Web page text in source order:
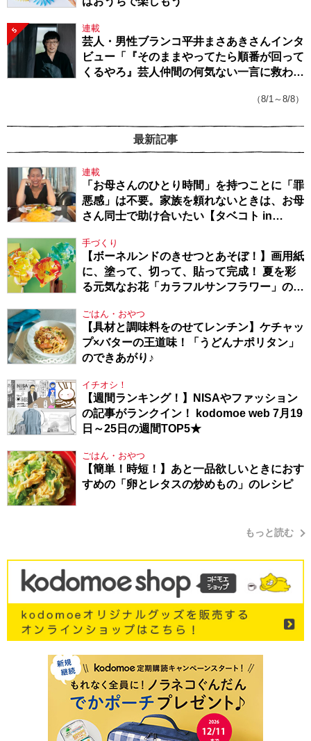
5 連載
芸人・男性ブランコ平井まさあきさんインタ
ビュー「『そのままやってたら順番が回って
くるやろ』芸人仲間の何気ない一言に救われ
（8/1～8/8）
最新記事
連載
「お母さんのひとり時間」を持つことに「罪
悪感」は不要。家族を頼れないときは、お母
さん同士で助け合いたい【タベコト in
手づくり
【ボーネルンドのきせつとあそぼ！】画用紙
に、塗って、切って、貼って完成！ 夏を彩
る元気なお花「カラフルサンフラワー」の作
ごはん・おやつ
【具材と調味料をのせてレンチン】ケチャッ
プ×バターの王道味！「うどんナポリタン」
のできあがり♪
イチオシ！
【週間ランキング！】NISAやファッション
の記事がランクイン！ kodomoe web 7月19
日～25日の週間TOP5★
ごはん・おやつ
【簡単！時短！】あと一品欲しいときにおす
すめの「卵とレタスの炒めもの」のレシピ
もっと読む